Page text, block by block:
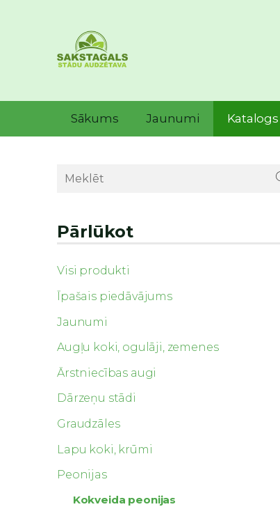
Sākums Jaunumi Katalogs
Pārlūkot
Visi produkti
Īpašais piedāvājums
Jaunumi
Augļu koki, ogulāji, zemenes
Ārstniecības augi
Dārzeņu stādi
Graudzāles
Lapu koki, krūmi
Peonijas
Kokveida peonijas